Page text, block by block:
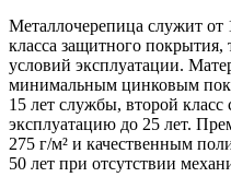
Металлочерепица служит от
класса защитного
условий эксплуатации.
минимальным цинковым
15 лет службы, второй класс
эксплуатацию до 25 лет.
275 г/м² и качественным
50 лет при отсутствии